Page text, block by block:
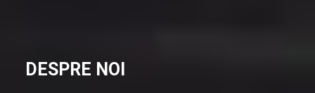
DESPRE NOI